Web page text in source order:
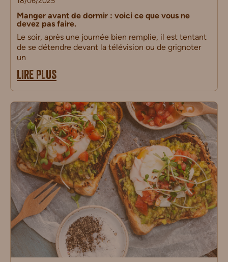
Manger avant de dormir : voici ce que vous ne
devez pas faire.
Le soir, après une journée bien remplie, il est tentant
de se détendre devant la télévision ou de grignoter
un
LIRE PLUS